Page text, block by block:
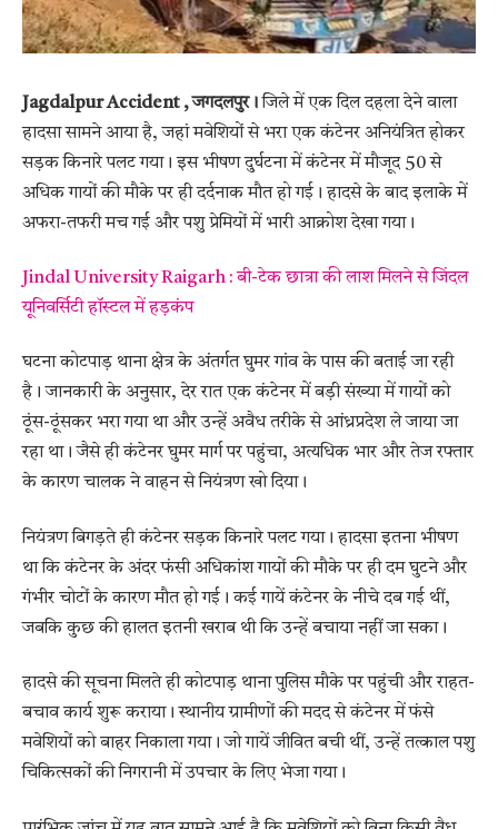
Jagdalpur Accident , जगदलपुर। जिले में एक दिल दहला देने वाला
हादसा सामने आया है, जहां मवेशियों से भरा एक कंटेनर अनियंत्रित होकर
सड़क किनारे पलट गया। इस भीषण दुर्घटना में कंटेनर में मौजूद 50 से
अधिक गायों की मौके पर ही दर्दनाक मौत हो गई। हादसे के बाद इलाके में
अफरा-तफरी मच गई और पशु प्रेमियों में भारी आक्रोश देखा गया।
Jindal University Raigarh : बी-टेक छात्रा की लाश मिलने से जिंदल
यूनिवर्सिटी हॉस्टल में हड़कंप
घटना कोटपाड़ थाना क्षेत्र के अंतर्गत घुमर गांव के पास की बताई जा रही
है। जानकारी के अनुसार, देर रात एक कंटेनर में बड़ी संख्या में गायों को
ठूंस-ठूंसकर भरा गया था और उन्हें अवैध तरीके से आंध्रप्रदेश ले जाया जा
रहा था। जैसे ही कंटेनर घुमर मार्ग पर पहुंचा, अत्यधिक भार और तेज रफ्तार
के कारण चालक ने वाहन से नियंत्रण खो दिया।
नियंत्रण बिगड़ते ही कंटेनर सड़क किनारे पलट गया। हादसा इतना भीषण
था कि कंटेनर के अंदर फंसी अधिकांश गायों की मौके पर ही दम घुटने और
गंभीर चोटों के कारण मौत हो गई। कई गायें कंटेनर के नीचे दब गई थीं,
जबकि कुछ की हालत इतनी खराब थी कि उन्हें बचाया नहीं जा सका।
हादसे की सूचना मिलते ही कोटपाड़ थाना पुलिस मौके पर पहुंची और राहत-
बचाव कार्य शुरू कराया। स्थानीय ग्रामीणों की मदद से कंटेनर में फंसे
मवेशियों को बाहर निकाला गया। जो गायें जीवित बची थीं, उन्हें तत्काल पशु
चिकित्सकों की निगरानी में उपचार के लिए भेजा गया।